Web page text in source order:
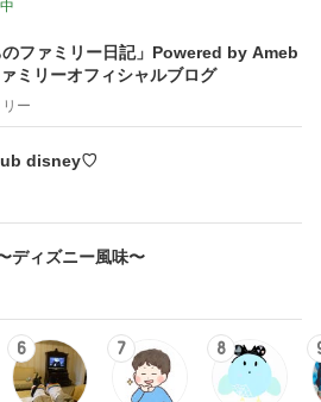
のファミリー日記」Powered by Ameb
ミリーオフィシャルブログ
ー
disney♡
ディズニー風味〜
6 7 8